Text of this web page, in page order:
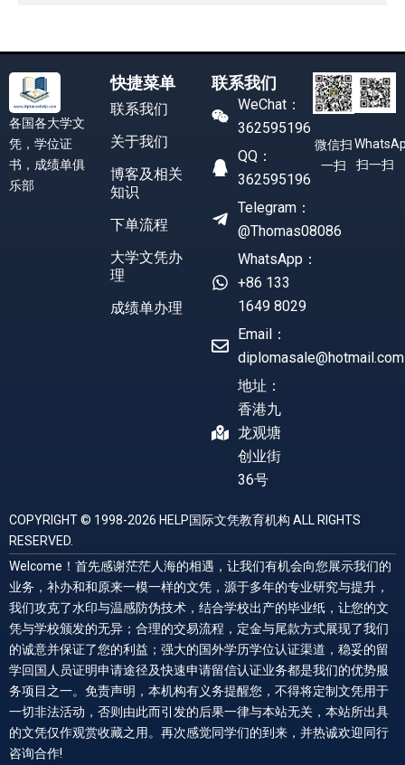
各国各大学文
凭，学位证
书，成绩单俱
乐部
快捷菜单
联系我们
关于我们
博客及相关
知识
下单流程
大学文凭办
理
成绩单办理
联系我们
WeChat：
362595196
QQ：
362595196
Telegram：
@Thomas08086
WhatsApp：
+86 133
1649 8029
Email：
diplomasale@hotmail.com
地址：
香港九
龙观塘
创业街
36号
微信扫
一扫
扫一扫
COPYRIGHT © 1998-2026 HELP国际文凭教育机构 ALL RIGHTS
RESERVED.
Welcome！首先感谢茫茫人海的相遇，让我们有机会向您展示我们的
业务，补办和和原来一模一样的文凭，源于多年的专业研究与提升，
我们攻克了水印与温感防伪技术，结合学校出产的毕业纸，让您的文
凭与学校颁发的无异；合理的交易流程，定金与尾款方式展现了我们
的诚意并保证了您的利益；强大的国外学历学位认证渠道，稳妥的留
学回国人员证明申请途径及快速申请留信认证业务都是我们的优势服
务项目之一。免责声明，本机构有义务提醒您，不得将定制文凭用于
一切非法活动，否则由此而引发的后果一律与本站无关，本站所出具
的文凭仅作观赏收藏之用。再次感觉同学们的到来，并热诚欢迎同行
咨询合作!